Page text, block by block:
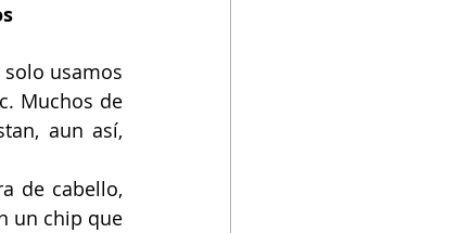
usamos
Muchos de
aun así,
de cabello,
un chip que